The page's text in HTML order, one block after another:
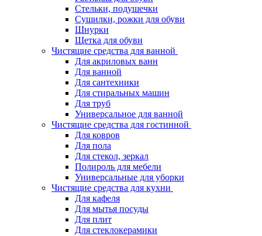
Стельки, подушечки
Сушилки, рожки для обуви
Шнурки
Щетка для обуви
Чистящие средства для ванной
Для акриловых ванн
Для ванной
Для сантехники
Для стиральных машин
Для труб
Универсальное для ванной
Чистящие средства для гостинной
Для ковров
Для пола
Для стекол, зеркал
Полироль для мебели
Универсальные для уборки
Чистящие средства для кухни
Для кафеля
Для мытья посуды
Для плит
Для стеклокерамики